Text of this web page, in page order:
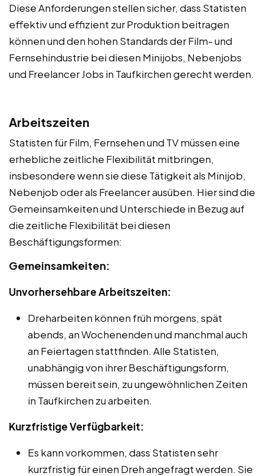
Diese Anforderungen stellen sicher, dass Statisten
effektiv und effizient zur Produktion beitragen
können und den hohen Standards der Film- und
Fernsehindustrie bei diesen Minijobs, Nebenjobs
und Freelancer Jobs in Taufkirchen gerecht werden.
Arbeitszeiten
Statisten für Film, Fernsehen und TV müssen eine
erhebliche zeitliche Flexibilität mitbringen,
insbesondere wenn sie diese Tätigkeit als Minijob,
Nebenjob oder als Freelancer ausüben. Hier sind die
Gemeinsamkeiten und Unterschiede in Bezug auf
die zeitliche Flexibilität bei diesen
Beschäftigungsformen:
Gemeinsamkeiten:
Unvorhersehbare Arbeitszeiten:
Dreharbeiten können früh morgens, spät
abends, an Wochenenden und manchmal auch
an Feiertagen stattfinden. Alle Statisten,
unabhängig von ihrer Beschäftigungsform,
müssen bereit sein, zu ungewöhnlichen Zeiten
in Taufkirchen zu arbeiten.
Kurzfristige Verfügbarkeit:
Es kann vorkommen, dass Statisten sehr
kurzfristig für einen Dreh angefragt werden. Sie